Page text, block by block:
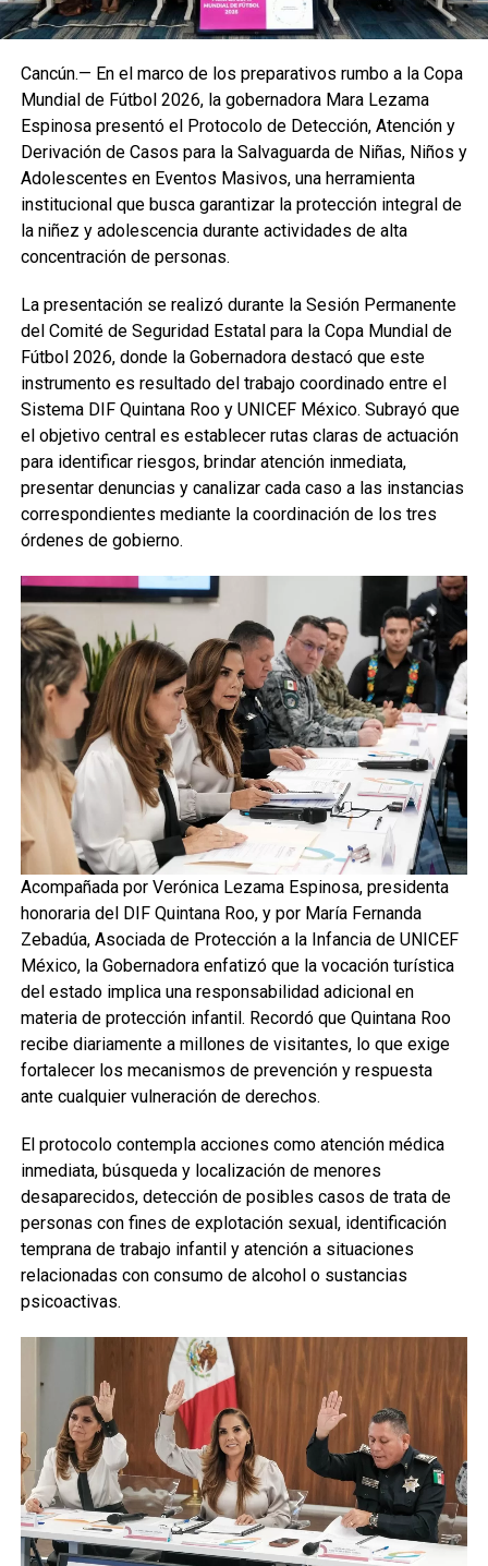
Cancún.— En el marco de los preparativos rumbo a la Copa
Mundial de Fútbol 2026, la gobernadora Mara Lezama
Espinosa presentó el Protocolo de Detección, Atención y
Derivación de Casos para la Salvaguarda de Niñas, Niños y
Adolescentes en Eventos Masivos, una herramienta
institucional que busca garantizar la protección integral de
la niñez y adolescencia durante actividades de alta
concentración de personas.
La presentación se realizó durante la Sesión Permanente
del Comité de Seguridad Estatal para la Copa Mundial de
Fútbol 2026, donde la Gobernadora destacó que este
instrumento es resultado del trabajo coordinado entre el
Sistema DIF Quintana Roo y UNICEF México. Subrayó que
el objetivo central es establecer rutas claras de actuación
para identificar riesgos, brindar atención inmediata,
presentar denuncias y canalizar cada caso a las instancias
correspondientes mediante la coordinación de los tres
órdenes de gobierno.
Acompañada por Verónica Lezama Espinosa, presidenta
honoraria del DIF Quintana Roo, y por María Fernanda
Zebadúa, Asociada de Protección a la Infancia de UNICEF
México, la Gobernadora enfatizó que la vocación turística
del estado implica una responsabilidad adicional en
materia de protección infantil. Recordó que Quintana Roo
recibe diariamente a millones de visitantes, lo que exige
fortalecer los mecanismos de prevención y respuesta
ante cualquier vulneración de derechos.
El protocolo contempla acciones como atención médica
inmediata, búsqueda y localización de menores
desaparecidos, detección de posibles casos de trata de
personas con fines de explotación sexual, identificación
temprana de trabajo infantil y atención a situaciones
relacionadas con consumo de alcohol o sustancias
psicoactivas.